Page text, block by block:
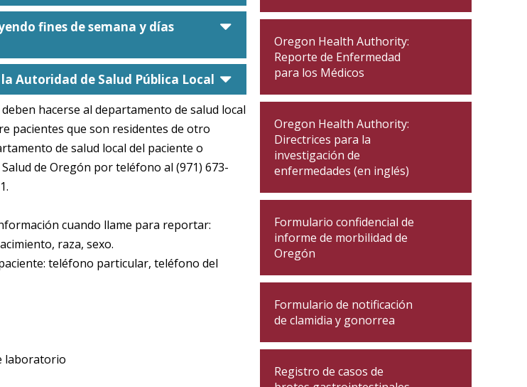
fines de semana y días
caret down
Autoridad de Salud Pública Local caret down
hacerse al departamento de salud local
pacientes que son residentes de otro
de salud local del paciente o
de Oregón por teléfono al (971) 673-
cuando llame para reportar:
raza, sexo.
teléfono particular, teléfono del
laboratorio
Oregon Health Authority:
Reporte de Enfermedad
para los Médicos
Oregon Health Authority:
Directrices para la
investigación de
enfermedades (en inglés)
Formulario confidencial de
informe de morbilidad de
Oregón
Formulario de notificación
de clamidia y gonorrea
Registro de casos de